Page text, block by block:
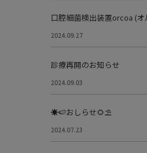
口腔細菌検出装置orcoa (
2024.09.27
診療再開のお知らせ
2024.09.03
☀️🍉おしらせ🌻⛱
2024.07.23